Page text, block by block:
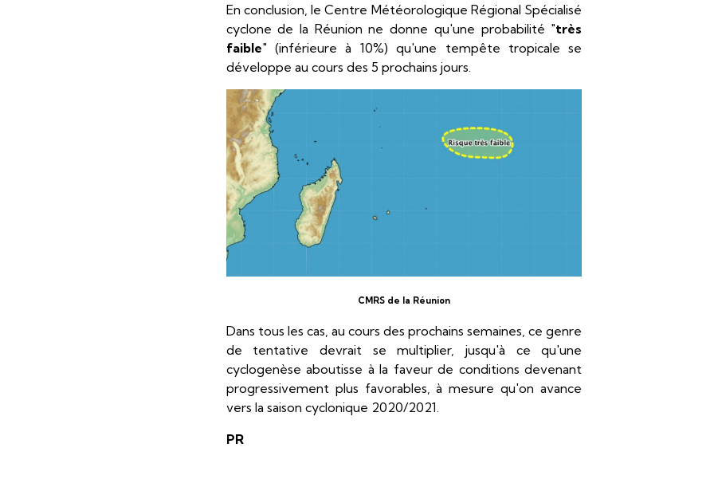
En conclusion, le Centre Météorologique Régional Spécialisé
cyclone de la Réunion ne donne qu'une probabilité "très
faible" (inférieure à 10%) qu'une tempête tropicale se
développe au cours des 5 prochains jours.
CMRS de la Réunion
Dans tous les cas, au cours des prochains semaines, ce genre
de tentative devrait se multiplier, jusqu'à ce qu'une
cyclogenèse aboutisse à la faveur de conditions devenant
progressivement plus favorables, à mesure qu'on avance
vers la saison cyclonique 2020/2021.
PR